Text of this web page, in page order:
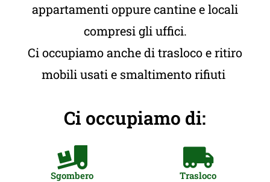
appartamenti oppure cantine e locali
compresi gli uffici.
Ci occupiamo anche di trasloco e ritiro
mobili usati e smaltimento rifiuti
Ci occupiamo di:
Sgombero Trasloco